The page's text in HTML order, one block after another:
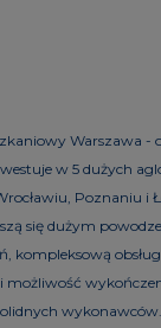
Warszawa -
w 5 dużych
Poznaniu i
się dużym
kompleksową
możliwość
wykonawców.